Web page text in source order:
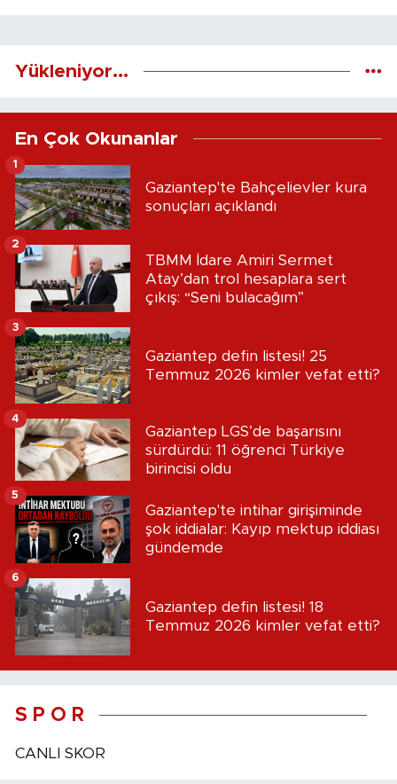
Yükleniyor...
En Çok Okunanlar
Gaziantep'te Bahçelievler kura
sonuçları açıklandı
1
TBMM İdare Amiri Sermet
Atay’dan trol hesaplara sert
çıkış: “Seni bulacağım”
2
Gaziantep defin listesi! 25
Temmuz 2026 kimler vefat etti?
3
Gaziantep LGS’de başarısını
sürdürdü: 11 öğrenci Türkiye
birincisi oldu
4
Gaziantep'te intihar girişiminde
şok iddialar: Kayıp mektup iddiası
gündemde
5
Gaziantep defin listesi! 18
Temmuz 2026 kimler vefat etti?
6
S P O R
CANLI SKOR